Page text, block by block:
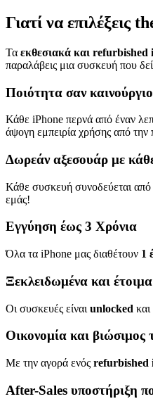
Γιατί να επιλέξεις
Τα εκθεσιακά και refurbished
παραλάβεις μια συσκευή που
Ποιότητα σαν καινούργιο
Κάθε iPhone περνά από έναν
άψογη εμπειρία χρήσης από την
Δωρεάν αξεσουάρ με
Κάθε συσκευή συνοδεύεται από
εμάς!
Εγγύηση έως 3 Χρόνια
Όλα τα iPhone μας διαθέτουν 1
Ξεκλειδωμένα και
Οι συσκευές είναι unlocked
Οικονομία και
Με την αγορά ενός refurbished
After-Sales υποστήριξη